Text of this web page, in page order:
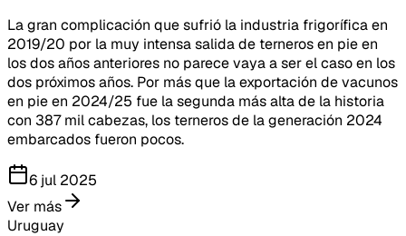
La gran complicación que sufrió la industria frigorífica en
2019/20 por la muy intensa salida de terneros en pie en
los dos años anteriores no parece vaya a ser el caso en los
dos próximos años. Por más que la exportación de vacunos
en pie en 2024/25 fue la segunda más alta de la historia
con 387 mil cabezas, los terneros de la generación 2024
embarcados fueron pocos.
6 jul 2025
Ver más
Uruguay